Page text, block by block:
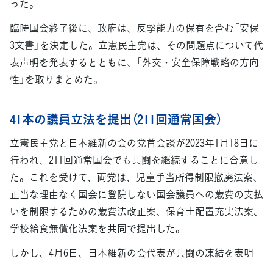
った。
臨時国会終了後に、政府は、反撃能力の保有を含む「安保
3文書」を決定した。立憲民主党は、その問題点について代
表声明を発表するとともに、「外交・安全保障戦略の方向
性」を取りまとめた。
41本の議員立法を提出（211回通常国会）
立憲民主党と日本維新の会の党首会談が2023年1月18日に
行われ、211回通常国会でも共闘を継続することに合意し
た。これを受けて、両党は、児童手当所得制限撤廃法案、
正当な理由なく国会に登院しない国会議員への歳費の支払
いを制限するための歳費法改正案、保育士配置充実法案、
学校給食無償化法案を共同で提出した。
しかし、4月6日、日本維新の会代表が共闘の凍結を表明